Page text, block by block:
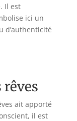
Il est
ici un
d’authenticité
rêves
ait apporté
il est